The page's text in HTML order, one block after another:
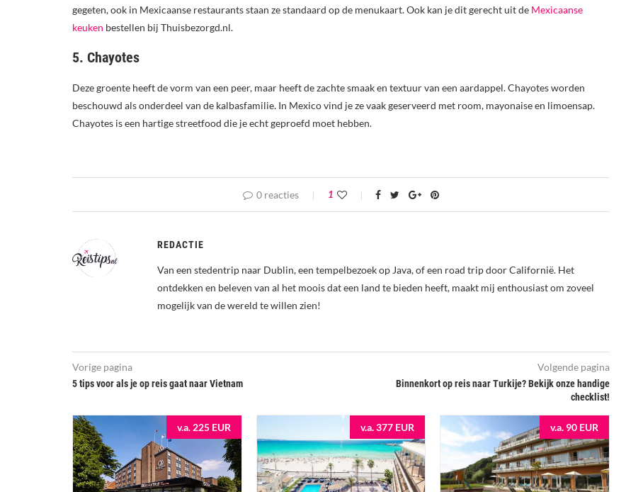
gegeten, ook in Mexicaanse restaurants staan ze standaard op de menukaart. Ook kan je dit gerecht uit de Mexicaanse
keuken bestellen bij Thuisbezorgd.nl.
5. Chayotes
Deze groente heeft de vorm van een peer, maar heeft de zachte smaak en textuur van een aardappel. Chayotes worden
beschouwd als onderdeel van de kalbasfamilie. In Mexico vind je ze vaak geserveerd met room, mayonaise en limoensap.
Chayotes is een hartige streetfood die je echt geproefd moet hebben.
0 reacties 1
REDACTIE
Van een stedentrip naar Dublin, een tempelbezoek op Java, of een road trip door Californië. Het
ontdekken en beleven van al het moois dat een land te bieden heeft, maakt mij enthousiast om zoveel
mogelijk van de wereld te willen zien!
Vorige pagina
5 tips voor als je op reis gaat naar Vietnam
Volgende pagina
Binnenkort op reis naar Turkije? Bekijk onze handige
checklist!
v.a. 225 EUR v.a. 377 EUR v.a. 90 EUR